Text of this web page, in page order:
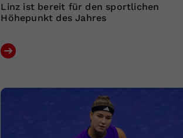
Linz ist bereit für den sportlichen
Höhepunkt des Jahres